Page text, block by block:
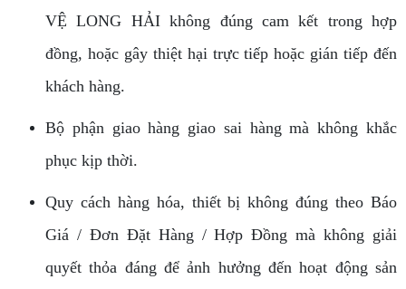
VỆ LONG HẢI không đúng cam kết trong hợp
đồng, hoặc gây thiệt hại trực tiếp hoặc gián tiếp đến
khách hàng.
Bộ phận giao hàng giao sai hàng mà không khắc
phục kịp thời.
Quy cách hàng hóa, thiết bị không đúng theo Báo
Giá / Đơn Đặt Hàng / Hợp Đồng mà không giải
quyết thỏa đáng để ảnh hưởng đến hoạt động sản